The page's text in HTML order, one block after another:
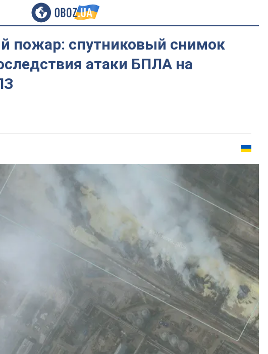
пожар: спутниковый снимок
атаки БПЛА на